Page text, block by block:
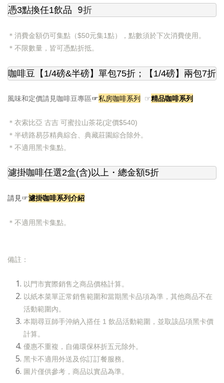
憑3點換任1飲品 9折
＊ 消費金額仍可集點（$50元集1點），點數須於下次消費使用。
＊ 不限數量，皆可憑點折抵。
咖啡豆【1/4磅&半磅】單包75折；【1/4磅】兩包7折
風味和定價請見咖啡豆專區☞私房咖啡系列 ☞精品咖啡系列
＊衣索比亞 古吉 可蜜拉山茶花(定價$540)
＊ 半磅路易莎精典綜合、典藏莊園綜合除外。
＊ 不適用黑卡集點。
濾掛咖啡任選2盒(含)以上 ・總金額5折
請見☞濾掛咖啡系列介紹
＊ 不適用黑卡集點。
備註：
以門市實際銷售之商品價格計算。
以紙本菜單正常銷售範圍和當期黑卡品項為準，其他商品不在
活動範圍內。
本期尋豆師手沖納入搭任 1 飲品活動範圍，並取該品項黑卡價
計算。
優惠不重複，自備環保杯折五元除外。
黑卡不適用外送及你訂訂餐服務。
圖片僅供參考，商品以實品為準。